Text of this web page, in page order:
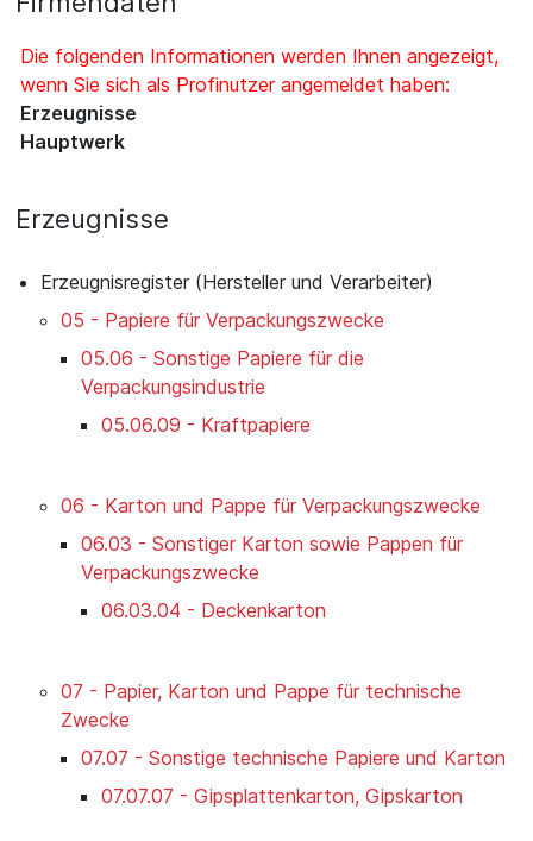
Die folgenden Informationen werden Ihnen angezeigt,
wenn Sie sich als Profinutzer angemeldet haben:
Erzeugnisse
Hauptwerk
Erzeugnisse
Erzeugnisregister (Hersteller und Verarbeiter)
05 - Papiere für Verpackungszwecke
05.06 - Sonstige Papiere für die
Verpackungsindustrie
05.06.09 - Kraftpapiere
06 - Karton und Pappe für Verpackungszwecke
06.03 - Sonstiger Karton sowie Pappen für
Verpackungszwecke
06.03.04 - Deckenkarton
07 - Papier, Karton und Pappe für technische
Zwecke
07.07 - Sonstige technische Papiere und Karton
07.07.07 - Gipsplattenkarton, Gipskarton